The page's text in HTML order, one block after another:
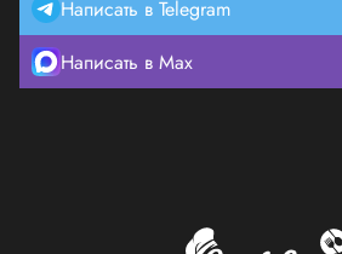
Написать в Telegram
Написать в Max